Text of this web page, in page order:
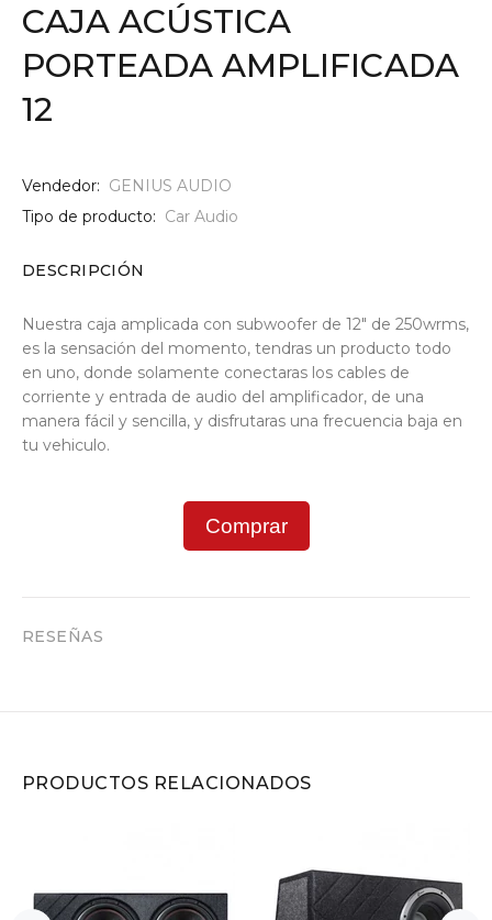
CAJA ACÚSTICA
PORTEADA AMPLIFICADA
12
Vendedor: GENIUS AUDIO
Tipo de producto: Car Audio
DESCRIPCIÓN
Nuestra caja amplicada con subwoofer de 12" de 250wrms,
es la sensación del momento, tendras un producto todo
en uno, donde solamente conectaras los cables de
corriente y entrada de audio del amplificador, de una
manera fácil y sencilla, y disfrutaras una frecuencia baja en
tu vehiculo.
Comprar
RESEÑAS
PRODUCTOS RELACIONADOS